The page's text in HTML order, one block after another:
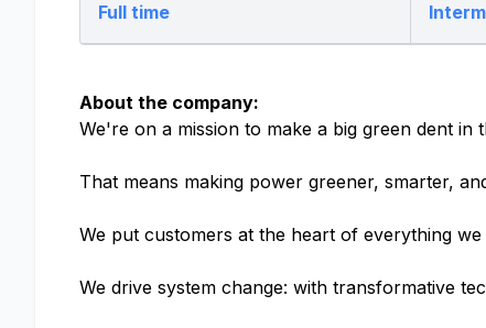
Full time
About the company:
We're on a mission to make a big green dent
That means making power greener, smarter,
We put customers at the heart of everything
We drive system change: with transformative